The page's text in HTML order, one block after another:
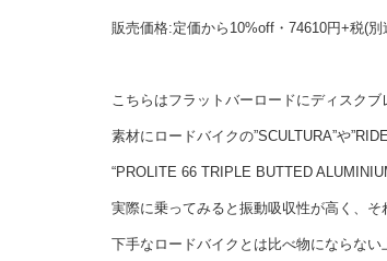
販売価格:定価から10%off・74610円+税(
こちらはフラットバーロードにディスクブ
素材にロードバイクの”SCULTURA”や
“PROLITE 66 TRIPLE BUTTED
実際に乗ってみると振動吸収性が高く、
下手なロードバイクとは比べ物にならない